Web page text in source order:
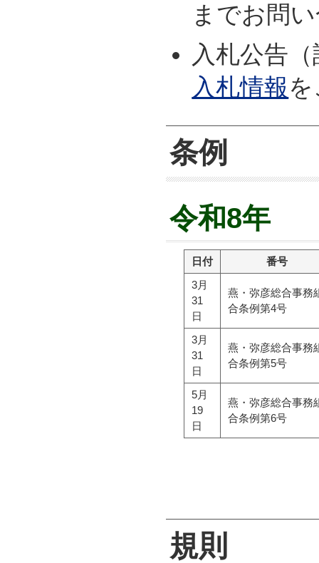
までお問
入札公告
入札情報
条例
令和8年
日付 番号
3月
31
日
燕・弥彦総合事務
合条例第4号
3月
31
日
燕・弥彦総合事務
合条例第5号
5月
19
日
燕・弥彦総合事務
合条例第6号
規則